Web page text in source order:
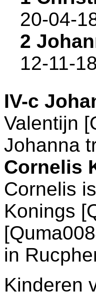
20-04-
2
12-11-
IV-c
Valentijn
Johanna
Cornelis
Cornelis
Konings
in
Kinderen